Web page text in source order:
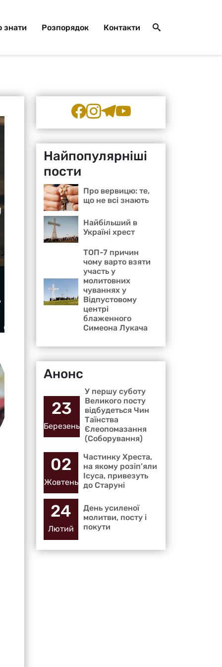
знати Розпорядок Контакти
Найпопулярніші
пости
Про вервицю: те,
що не всі знають
Найбільший в
Україні хрест
ТОП-7 причин
чому варто взяти
участь у
молитовних
чуваннях у
Відпустовому
центрі
блаженного
Симеона Лукача
Анонс
23
Березень
У першу суботу
Великого посту
відбудеться Чин
Таїнства
Єлеопомазання
(Соборування)
02
Жовтень
Частинку Хреста,
на якому розіп’яли
Ісуса, привезуть
до Старуні
24
Лютий
День усиленої
молитви, посту і
покути